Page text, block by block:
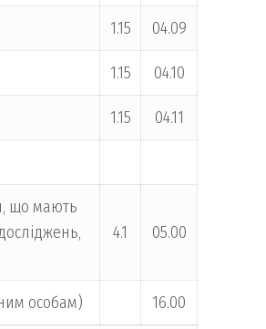
1.15 04.09
1.15 04.10
1.15 04.11
що мають
4.1 05.00
особам) 16.00